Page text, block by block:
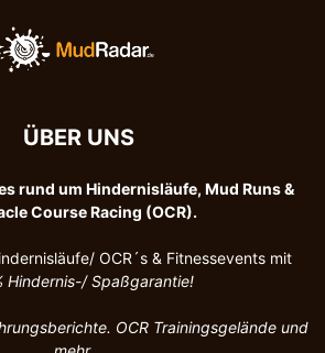
ÜBER UNS
rund um Hindernisläufe, Mud Runs &
Course Racing (OCR).
OCR´s & Fitnessevents mit
Hindernis-/ Spaßgarantie!
OCR Trainingsgelände und